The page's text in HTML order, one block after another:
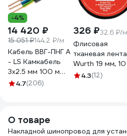
-4%
14 420 ₽
15 051 ₽144.2 ₽/м
Кабель ВВГ-ПНГ А
- LS Камкабель
3x2.5 мм 100 м
ГОСТ
4.7(206)
326 ₽32.6 ₽/м
Флисовая
тканевая лента
Wurth 19 мм,
5997719615090
4.3(12)
О товаре
Накладной шинопровод для